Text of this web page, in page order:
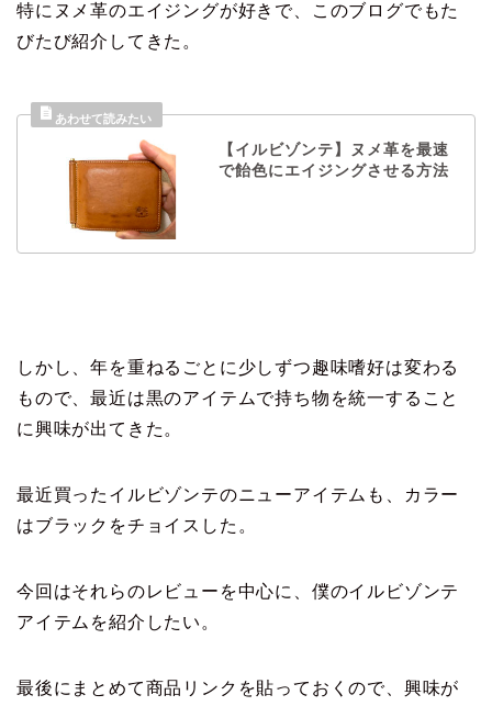
特にヌメ革のエイジングが好きで、このブログでもた
びたび紹介してきた。
【イルビゾンテ】ヌメ革を最速
で飴色にエイジングさせる方法
しかし、年を重ねるごとに少しずつ趣味嗜好は変わる
もので、最近は黒のアイテムで持ち物を統一すること
に興味が出てきた。
最近買ったイルビゾンテのニューアイテムも、カラー
はブラックをチョイスした。
今回はそれらのレビューを中心に、僕のイルビゾンテ
アイテムを紹介したい。
最後にまとめて商品リンクを貼っておくので、興味が